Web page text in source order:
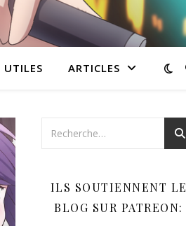
UTILES ARTICLES
ILS SOUTIENNENT LE
BLOG SUR PATREON: